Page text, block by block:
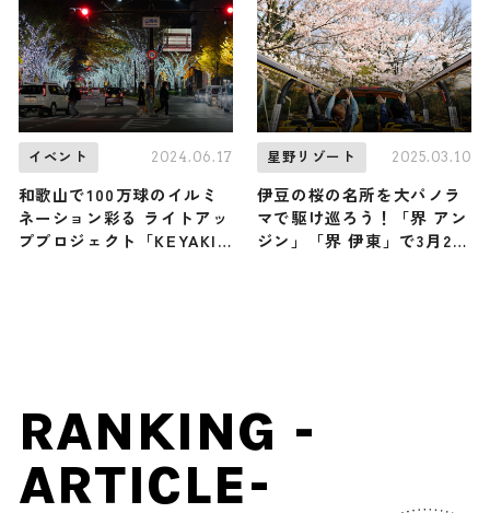
イベント 2024.06.17
和歌山で100万球のイルミ
ネーション彩る ライトアッ
ププロジェクト「KEYAKI
星野リゾート 2025.03.10
伊豆の桜の名所を大パノラ
マで駆け巡ろう！「界 アン
ジン」「界 伊東」で3月23
RANKING -
ARTICLE-